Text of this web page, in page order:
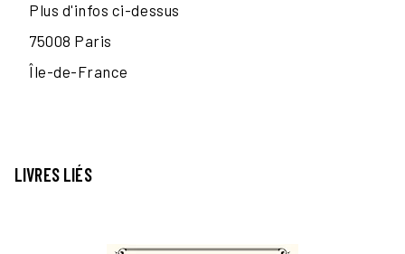
Plus d'infos ci-dessus
75008 Paris
Île-de-France
LIVRES LIÉS